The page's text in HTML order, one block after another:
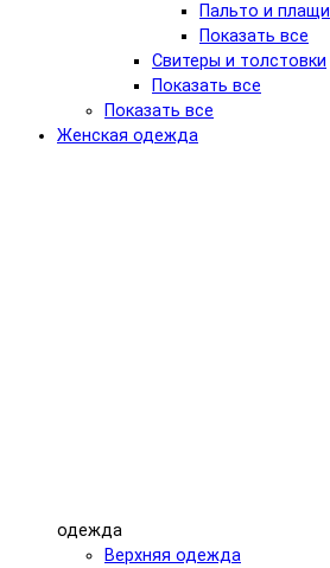
Пальто и плащи
Показать все
Свитеры и толстовки
Показать все
Показать все
Женская одежда
одежда
Верхняя одежда